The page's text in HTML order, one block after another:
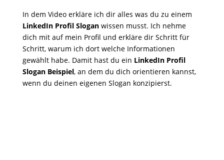
In dem Video erkläre ich dir alles was du zu einem
LinkedIn Profil Sloganwissen musst. Ich nehme
dich mit auf mein Profil und erkläre dir Schritt für
Schritt, warum ich dort welche Informationen
gewählt habe. Damit hast du ein LinkedIn Profil
Slogan Beispiel, an dem du dich orientieren kannst,
wenn du deinen eigenen Slogan konzipierst.